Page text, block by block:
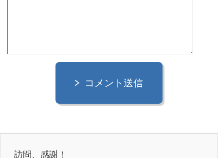
コメント送信
訪問、感謝！